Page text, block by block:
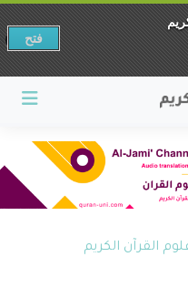
القرآن الكريم
فتح